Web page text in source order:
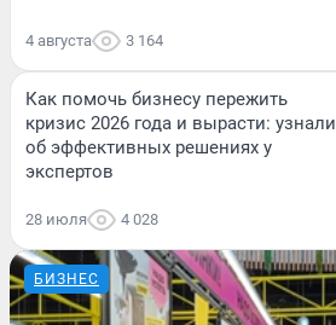
4 августа 3 164
Как помочь бизнесу пережить
кризис 2026 года и вырасти: узнали
об эффективных решениях у
экспертов
28 июля 4 028
БИЗНЕС